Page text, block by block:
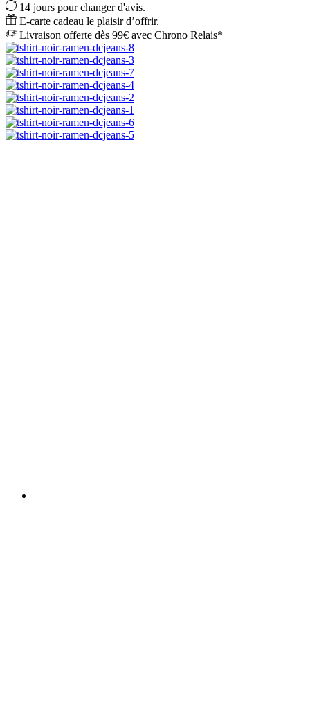
14 jours pour changer d'avis.
E-carte cadeau le plaisir d’offrir.
Livraison offerte dès 99€ avec Chrono Relais*